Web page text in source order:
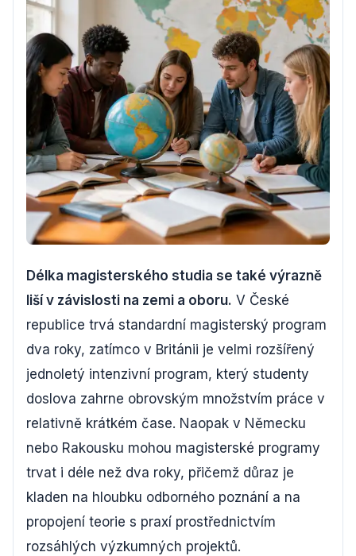
Délka magisterského studia se také výrazně
liší v závislosti na zemi a oboru. V České
republice trvá standardní magisterský program
dva roky, zatímco v Británii je velmi rozšířený
jednoletý intenzivní program, který studenty
doslova zahrne obrovským množstvím práce v
relativně krátkém čase. Naopak v Německu
nebo Rakousku mohou magisterské programy
trvat i déle než dva roky, přičemž důraz je
kladen na hloubku odborného poznání a na
propojení teorie s praxí prostřednictvím
rozsáhlých výzkumných projektů.